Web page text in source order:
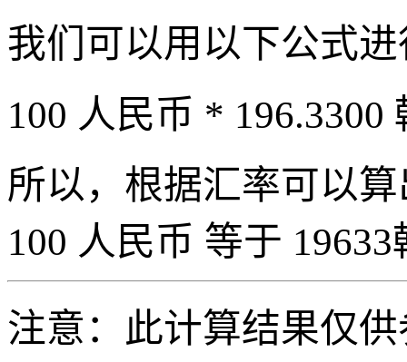
我们可以用以下公式
100 人民币 * 196.3300
所以，根据汇率可以
100 人民币 等于
注意：此计算结果仅